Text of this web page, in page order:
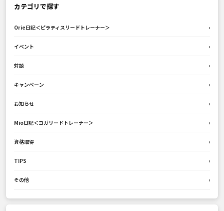
カテゴリで探す
Orie日記＜ピラティスリードトレーナー＞ ›
イベント ›
対談 ›
キャンペーン ›
お知らせ ›
Mio日記＜ヨガリードトレーナー＞ ›
資格取得 ›
TIPS ›
その他 ›